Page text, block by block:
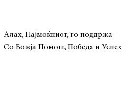
Алах, Најмоќниот, го поддржа
Со Божја Помош, Победа и Успех